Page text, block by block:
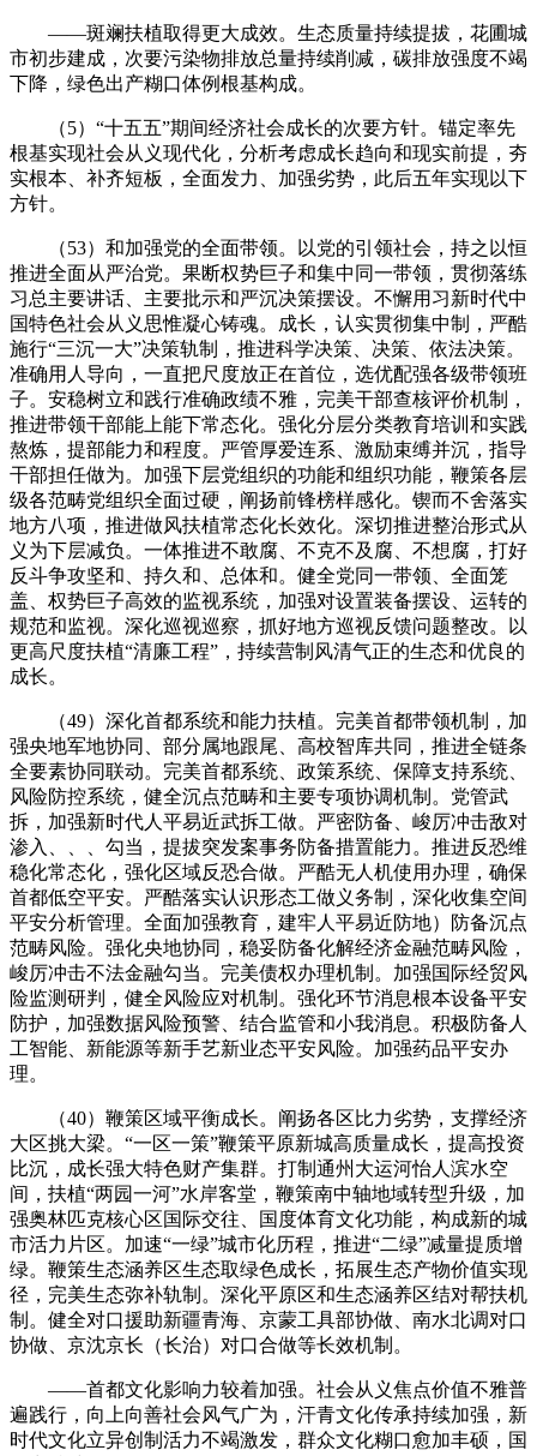
——斑斓扶植取得更大成效。生态质量持续提拔，花圃城
市初步建成，次要污染物排放总量持续削减，碳排放强度不竭
下降，绿色出产糊口体例根基构成。
（5）“十五五”期间经济社会成长的次要方针。锚定率先
根基实现社会从义现代化，分析考虑成长趋向和现实前提，夯
实根本、补齐短板，全面发力、加强劣势，此后五年实现以下
方针。
（53）和加强党的全面带领。以党的引领社会，持之以恒
推进全面从严治党。果断权势巨子和集中同一带领，贯彻落练
习总主要讲话、主要批示和严沉决策摆设。不懈用习新时代中
国特色社会从义思惟凝心铸魂。成长，认实贯彻集中制，严酷
施行“三沉一大”决策轨制，推进科学决策、决策、依法决策。
准确用人导向，一直把尺度放正在首位，选优配强各级带领班
子。安稳树立和践行准确政绩不雅，完美干部查核评价机制，
推进带领干部能上能下常态化。强化分层分类教育培训和实践
熬炼，提部能力和程度。严管厚爱连系、激励束缚并沉，指导
干部担任做为。加强下层党组织的功能和组织功能，鞭策各层
级各范畴党组织全面过硬，阐扬前锋榜样感化。锲而不舍落实
地方八项，推进做风扶植常态化长效化。深切推进整治形式从
义为下层减负。一体推进不敢腐、不克不及腐、不想腐，打好
反斗争攻坚和、持久和、总体和。健全党同一带领、全面笼
盖、权势巨子高效的监视系统，加强对设置装备摆设、运转的
规范和监视。深化巡视巡察，抓好地方巡视反馈问题整改。以
更高尺度扶植“清廉工程”，持续营制风清气正的生态和优良的
成长。
（49）深化首都系统和能力扶植。完美首都带领机制，加
强央地军地协同、部分属地跟尾、高校智库共同，推进全链条
全要素协同联动。完美首都系统、政策系统、保障支持系统、
风险防控系统，健全沉点范畴和主要专项协调机制。党管武
拆，加强新时代人平易近武拆工做。严密防备、峻厉冲击敌对
渗入、、、勾当，提拔突发案事务防备措置能力。推进反恐维
稳化常态化，强化区域反恐合做。严酷无人机使用办理，确保
首都低空平安。严酷落实认识形态工做义务制，深化收集空间
平安分析管理。全面加强教育，建牢人平易近防地）防备沉点
范畴风险。强化央地协同，稳妥防备化解经济金融范畴风险，
峻厉冲击不法金融勾当。完美债权办理机制。加强国际经贸风
险监测研判，健全风险应对机制。强化环节消息根本设备平安
防护，加强数据风险预警、结合监管和小我消息。积极防备人
工智能、新能源等新手艺新业态平安风险。加强药品平安办
理。
（40）鞭策区域平衡成长。阐扬各区比力劣势，支撑经济
大区挑大梁。“一区一策”鞭策平原新城高质量成长，提高投资
比沉，成长强大特色财产集群。打制通州大运河怡人滨水空
间，扶植“两园一河”水岸客堂，鞭策南中轴地域转型升级，加
强奥林匹克核心区国际交往、国度体育文化功能，构成新的城
市活力片区。加速“一绿”城市化历程，推进“二绿”减量提质增
绿。鞭策生态涵养区生态取绿色成长，拓展生态产物价值实现
径，完美生态弥补轨制。深化平原区和生态涵养区结对帮扶机
制。健全对口援助新疆青海、京蒙工具部协做、南水北调对口
协做、京沈京长（长治）对口合做等长效机制。
——首都文化影响力较着加强。社会从义焦点价值不雅普
遍践行，向上向善社会风气广为，汗青文化传承持续加强，新
时代文化立异创制活力不竭激发，群众文化糊口愈加丰硕，国